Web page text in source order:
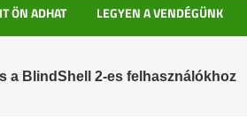
ÖN ADHAT LEGYEN A VENDÉGÜNK
a BlindShell 2-es felhasználókhoz